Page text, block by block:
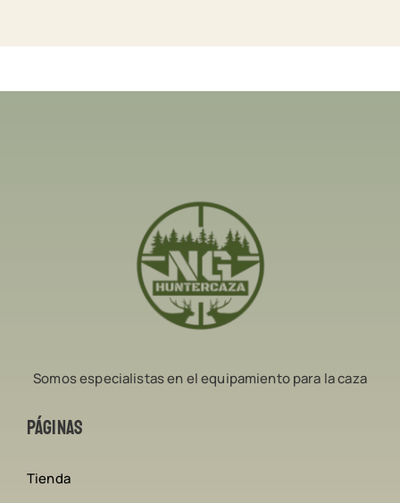
Somos especialistas en el equipamiento para la caza
Páginas
Tienda